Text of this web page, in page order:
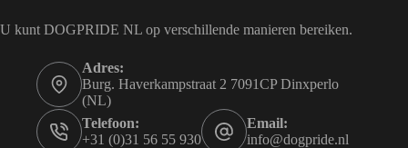
U kunt DOGPRIDE NL op verschillende manieren bereiken.
Adres:
Burg. Haverkampstraat 2 7091CP Dinxperlo
(NL)
Telefoon:
+31 (0)31 56 55 930
Email:
info@dogpride.nl